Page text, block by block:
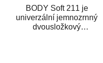
BODY Soft 211 je
univerzální jemnozrnný
dvousložkový